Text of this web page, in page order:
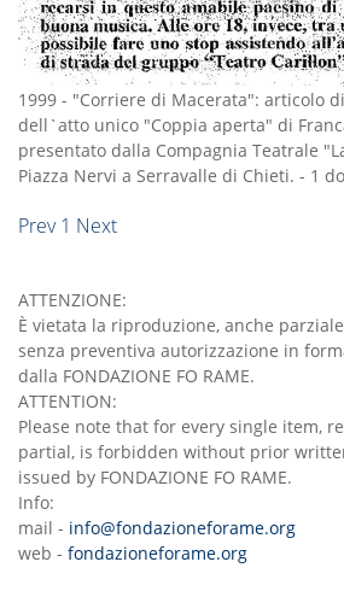
1999 - "Corriere di Macerata": articolo
dell`atto unico "Coppia aperta" di
presentato dalla Compagnia Teatrale
Piazza Nervi a Serravalle di Chieti. - 1
Prev 1 Next
ATTENZIONE:
È vietata la riproduzione, anche
senza preventiva autorizzazione in
dalla FONDAZIONE FO RAME.
ATTENTION:
Please note that for every single item,
partial, is forbidden without prior
issued by FONDAZIONE FO RAME.
Info:
mail - info@fondazioneforame.org
web - fondazioneforame.org